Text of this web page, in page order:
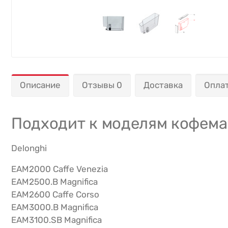
Описание Отзывы 0 Доставка
Подходит к моделям
Delonghi
EAM2000 Caffe Venezia
EAM2500.B Magnifica
EAM2600 Caffe Corso
EAM3000.B Magnifica
EAM3100.SB Magnifica